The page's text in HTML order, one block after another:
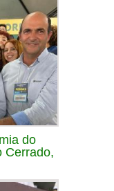
do
Cerrado,